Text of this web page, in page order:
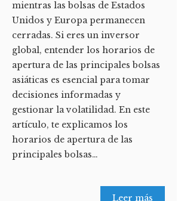
mientras las bolsas de Estados
Unidos y Europa permanecen
cerradas. Si eres un inversor
global, entender los horarios de
apertura de las principales bolsas
asiáticas es esencial para tomar
decisiones informadas y
gestionar la volatilidad. En este
artículo, te explicamos los
horarios de apertura de las
principales bolsas…
Leer más